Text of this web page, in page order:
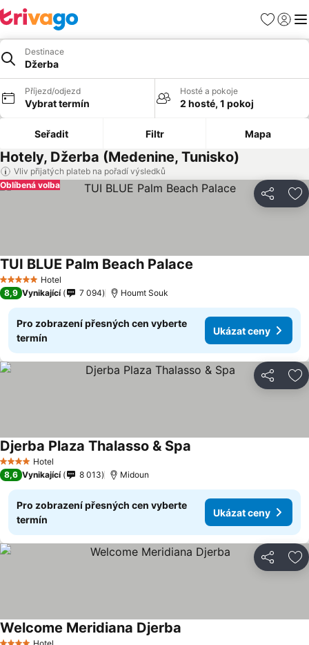
Oblíbené
Destinace
Džerba
Příjezd/odjezd
Vybrat termín
Hosté a pokoje
2 hosté, 1 pokoj
Seřadit Filtr Mapa
Hotely, Džerba (Medenine, Tunisko)
Vliv přijatých plateb na pořadí výsledků
Sdílet
Oblíbená volba
5 Počet hvězdiček
Hotel
TUI BLUE Palm Beach Palace
8,9 Vynikající 7 094 Houmt Souk
Pro zobrazení přesných cen vyberte
termín
Ukázat ceny
Sdílet
4 Počet hvězdiček
Hotel
Djerba Plaza Thalasso & Spa
8,6 Vynikající 8 013 Midoun
Pro zobrazení přesných cen vyberte
termín
Ukázat ceny
Sdílet
Hotel
Welcome Meridiana Djerba